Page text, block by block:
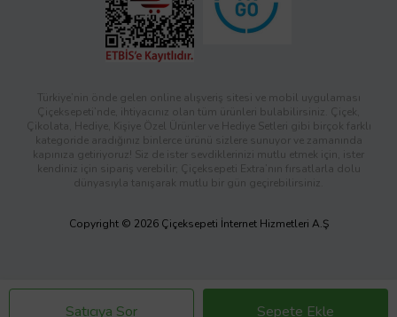
Satıcıya Sor Sepete Ekle
Türkiye’nin önde gelen online alışveriş sitesi ve mobil uygulaması
Çiçeksepeti’nde, ihtiyacınız olan tüm ürünleri bulabilirsiniz. Çiçek,
Çikolata, Hediye, Kişiye Özel Ürünler ve Hediye Setleri gibi birçok farklı
kategoride aradığınız binlerce ürünü sizlere sunuyor ve zamanında
kapınıza getiriyoruz! Siz de ister sevdiklerinizi mutlu etmek için, ister
kendiniz için sipariş verebilir; Çiçeksepeti Extra’nın fırsatlarla dolu
dünyasıyla tanışarak mutlu bir gün geçirebilirsiniz.
Copyright © 2026 Çiçeksepeti İnternet Hizmetleri A.Ş